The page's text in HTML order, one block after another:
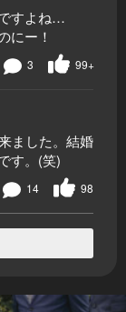
すよね…
にー！
99+
3
ました。結婚
す。(笑)
98
14